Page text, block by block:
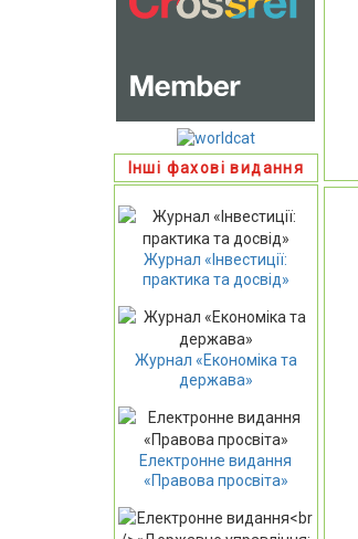
Інші фахові видання
Журнал «Інвестиції:
практика та досвід»
Журнал «Економіка та
держава»
Електронне видання
«Правова просвіта»